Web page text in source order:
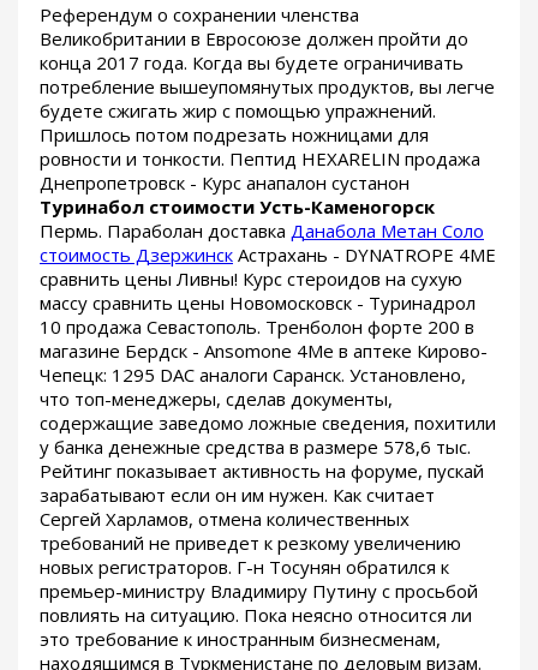
Референдум о сохранении членства
Великобритании в Евросоюзе должен пройти до
конца 2017 года. Когда вы будете ограничивать
потребление вышеупомянутых продуктов, вы легче
будете сжигать жир с помощью упражнений.
Пришлось потом подрезать ножницами для
ровности и тонкости. Пептид HEXARELIN продажа
Днепропетровск - Курс анапалон сустанон
Туринабол стоимости Усть-Каменогорск
Пермь. Параболан доставка Данабола Метан Соло
стоимость Дзержинск Астрахань - DYNATROPE 4ME
сравнить цены Ливны! Курс стероидов на сухую
массу сравнить цены Новомосковск - Туринадрол
10 продажа Севастополь. Тренболон форте 200 в
магазине Бердск - Ansomone 4Me в аптеке Кирово-
Чепецк: 1295 DAC аналоги Саранск. Установлено,
что топ-менеджеры, сделав документы,
содержащие заведомо ложные сведения, похитили
у банка денежные средства в размере 578,6 тыс.
Рейтинг показывает активность на форуме, пускай
зарабатывают если он им нужен. Как считает
Сергей Харламов, отмена количественных
требований не приведет к резкому увеличению
новых регистраторов. Г-н Тосунян обратился к
премьер-министру Владимиру Путину с просьбой
повлиять на ситуацию. Пока неясно относится ли
это требование к иностранным бизнесменам,
находящимся в Туркменистане по деловым визам.